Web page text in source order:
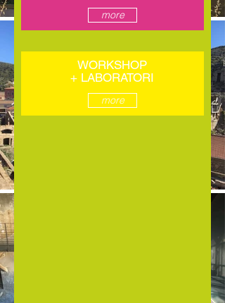
more
WORKSHOP
+ LABORATORI
more